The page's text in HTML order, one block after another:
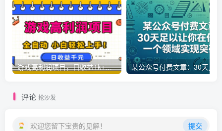
游戏高利润项目，日收益1k+，全自动，无需值守，解放双手，小白轻松上手【揭秘】
评论 抢沙发
欢迎您留下宝贵的见解！ 提交